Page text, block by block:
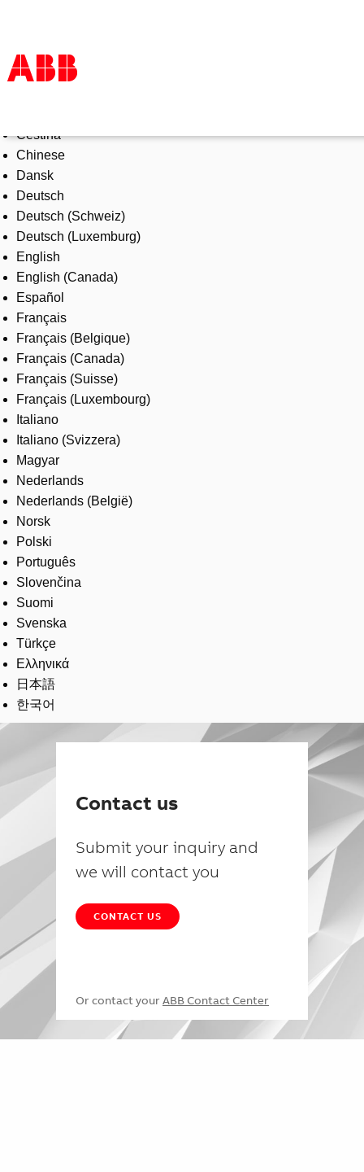
Products & Solutions
Industries
Services
About us
Where to buy
Contact us
Careers
Čeština
Chinese
Dansk
Deutsch
Deutsch (Schweiz)
Deutsch (Luxemburg)
English
English (Canada)
Español
Français
Français (Belgique)
Français (Canada)
Français (Suisse)
Français (Luxembourg)
Italiano
Italiano (Svizzera)
Magyar
Nederlands
Nederlands (België)
Norsk
Polski
Português
Slovenčina
Suomi
Svenska
Türkçe
Ελληνικά
日本語
한국어
Contact us
Submit your inquiry and
we will contact you
CONTACT US
Or contact your ABB Contact Center